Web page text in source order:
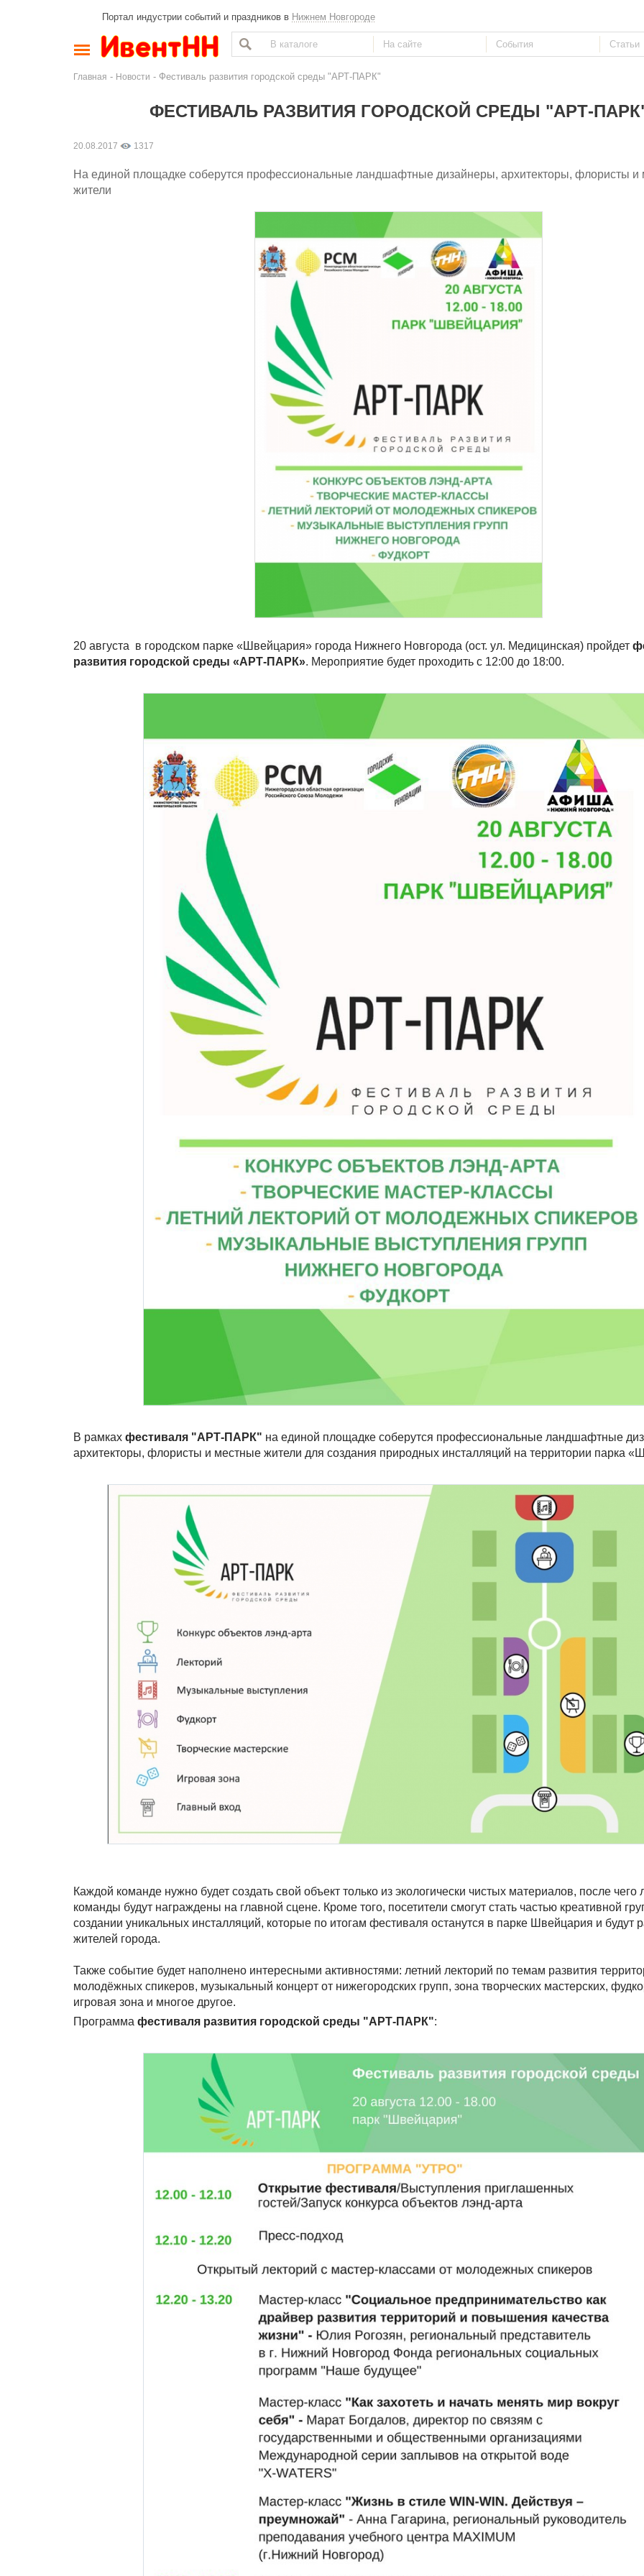
Портал индустрии событий и праздников в Нижнем Новгороде
Главная - Новости - Фестиваль развития городской среды "АРТ-ПАРК"
ФЕСТИВАЛЬ РАЗВИТИЯ ГОРОДСКОЙ СРЕДЫ "АРТ-
20.08.2017 1317
На единой площадке соберутся профессиональные ландшафтные дизайнеры, архитекторы, флористы и
жители
20 августа в городском парке «Швейцария» города Нижнего Новгорода (ост. ул. Медицинская) пройдет
развития городской среды «АРТ-ПАРК». Мероприятие будет проходить с 12:00 до 18:00.
В рамках фестиваля "АРТ-ПАРК" на единой площадке соберутся профессиональные ландшафтные
архитекторы, флористы и местные жители для создания природных инсталляций на территории парка
Каждой команде нужно будет создать свой объект только из экологически чистых материалов, после чего
команды будут награждены на главной сцене. Кроме того, посетители смогут стать частью креативной
создании уникальных инсталляций, которые по итогам фестиваля останутся в парке Швейцария и будут
жителей города.
Также событие будет наполнено интересными активностями: летний лекторий по темам развития
молодёжных спикеров, музыкальный концерт от нижегородских групп, зона творческих мастерских,
игровая зона и многое другое.
Программа фестиваля развития городской среды "АРТ-ПАРК":